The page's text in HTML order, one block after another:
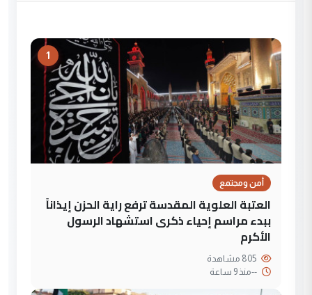
1
أمن ومجتمع
العتبة العلوية المقدسة ترفع راية الحزن إيذاناً
ببدء مراسم إحياء ذكرى استشهاد الرسول
الأكرم
--منذ 9 ساعة